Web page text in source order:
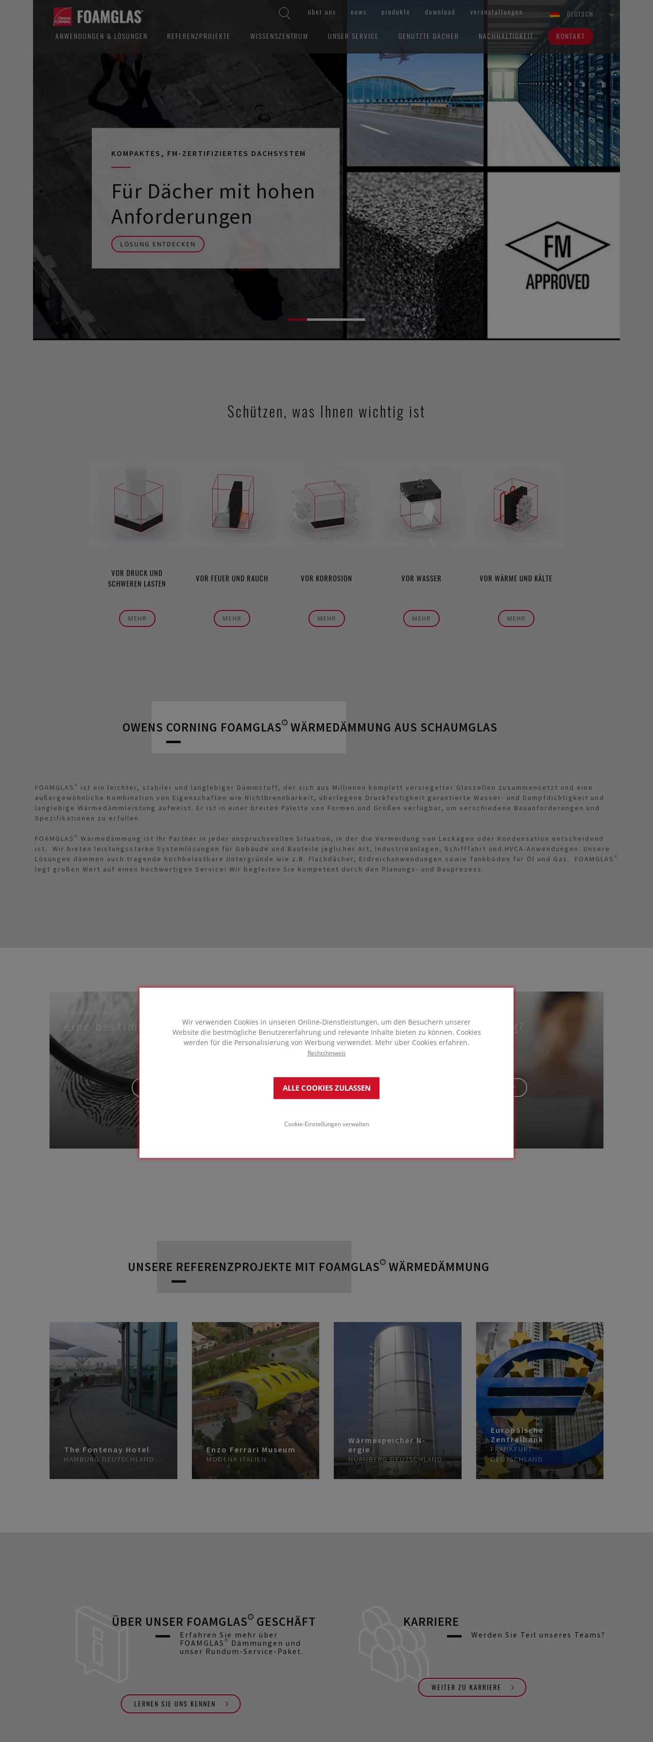
Wir verwenden Cookies in unseren Online-Dienstleistungen, um den Besuchern unserer
Website die bestmögliche Benutzererfahrung und relevante Inhalte bieten zu können. Cookies
werden für die Personalisierung von Werbung verwendet. Mehr über Cookies erfahren.
Rechtshinweis
ALLE COOKIES ZULASSEN
Cookie-Einstellungen verwalten
über uns news produkte download veranstaltungen DEUTSCH
ANWENDUNGEN & LÖSUNGEN REFERENZPROJEKTE WISSENSZENTRUM UNSER SERVICE GENUTZTE DÄCHER NACHHALTIGKEIT KONTAKT
KOMPAKTES, FM-ZERTIFIZIERTES DACHSYSTEM
Für Dächer mit hohen
Anforderungen
LÖSUNG ENTDECKEN
Schützen, was Ihnen wichtig ist
VOR DRUCK UND
SCHWEREN LASTEN
MEHR
VOR FEUER UND RAUCH
MEHR
VOR KORROSION
MEHR
VOR WASSER
MEHR
VOR WÄRME UND KÄLTE
MEHR
OWENS CORNING FOAMGLAS® WÄRMEDÄMMUNG AUS SCHAUMGLAS
FOAMGLAS® ist ein leichter, stabiler und langlebiger Dämmstoff, der sich aus Millionen komplett versiegelter Glaszellen zusammensetzt und eine
außergewöhnliche Kombination von Eigenschaften wie Nichtbrennbarkeit, überlegene Druckfestigkeit garantierte Wasser- und Dampfdichtigkeit und
langlebige Wärmedämmleistung aufweist. Er ist in einer breiten Palette von Formen und Größen verfügbar, um verschiedene Bauanforderungen und
Spezifikationen zu erfüllen.
FOAMGLAS® Wärmedämmung ist Ihr Partner in jeder anspruchsvollen Situation, in der die Vermeidung von Leckagen oder Kondensation entscheidend
ist. Wir bieten leistungsstarke Systemlösungen für Gebäude und Bauteile jeglicher Art, Industrieanlagen, Schifffahrt und HVCA-Anwendungen. Unsere
Lösungen dämmen auch tragende hochbelastbare Untergründe wie z.B. Flachdächer, Erdreichanwendungen sowie Tankböden für Öl und Gas. FOAMGLAS®
legt großen Wert auf einen hochwertigen Service! Wir begleiten Sie kompetent durch den Planungs- und Bauprozess.
Suchen Sie
eine bestimmte Lösung? eine fachkundige Beratung?
UNSERE REFERENZPROJEKTE MIT FOAMGLAS® WÄRMEDÄMMUNG
The Fontenay Hotel
HAMBURG DEUTSCHLAND
Enzo Ferrari Museum
MODENA ITALIEN
Wärmespeicher N-
ergie
NÜRNBERG DEUTSCHLAND
Europäische
Zentralbank
FRANKFURT
DEUTSCHLAND
ÜBER UNSER FOAMGLAS® GESCHÄFT
Erfahren Sie mehr über
FOAMGLAS® Dämmungen und
unser Rundum-Service-Paket.
LERNEN SIE UNS KENNEN
KARRIERE
Werden Sie Teil unseres Teams?
WEITER ZU KARRIERE